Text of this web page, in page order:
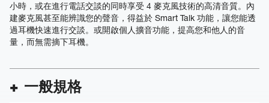
小時，或在進行電話交談的同時享受 4 麥克風技術的高清音質。內
建麥克風甚至能辨識您的聲音，得益於 Smart Talk 功能，讓您能透
過耳機快速進行交談。或開啟個人擴音功能，提高您和他人的音
量，而無需摘下耳機。
一般規格